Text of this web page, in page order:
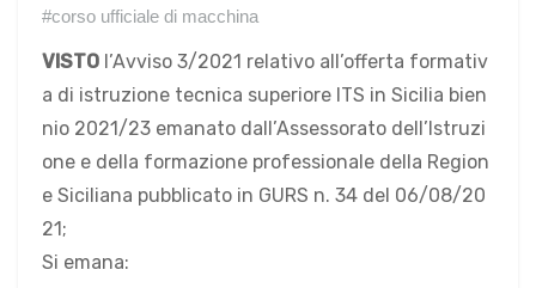
#corso ufficiale di macchina
VISTO l’Avviso 3/2021 relativo all’offerta formativ
a di istruzione tecnica superiore ITS in Sicilia bien
nio 2021/23 emanato dall’Assessorato dell’Istruzi
one e della formazione professionale della Region
e Siciliana pubblicato in GURS n. 34 del 06/08/20
21;
Si emana: